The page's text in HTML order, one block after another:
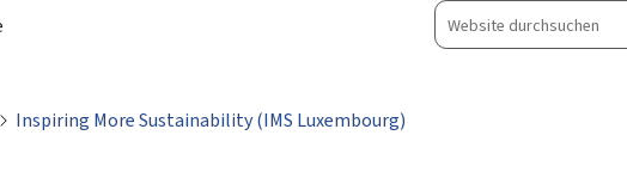
Website
durchsuchen
Inspiring More Sustainability (IMS Luxembourg)